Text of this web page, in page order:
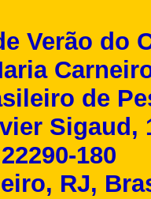
Verão do
de
Sigaud,
180
RJ,